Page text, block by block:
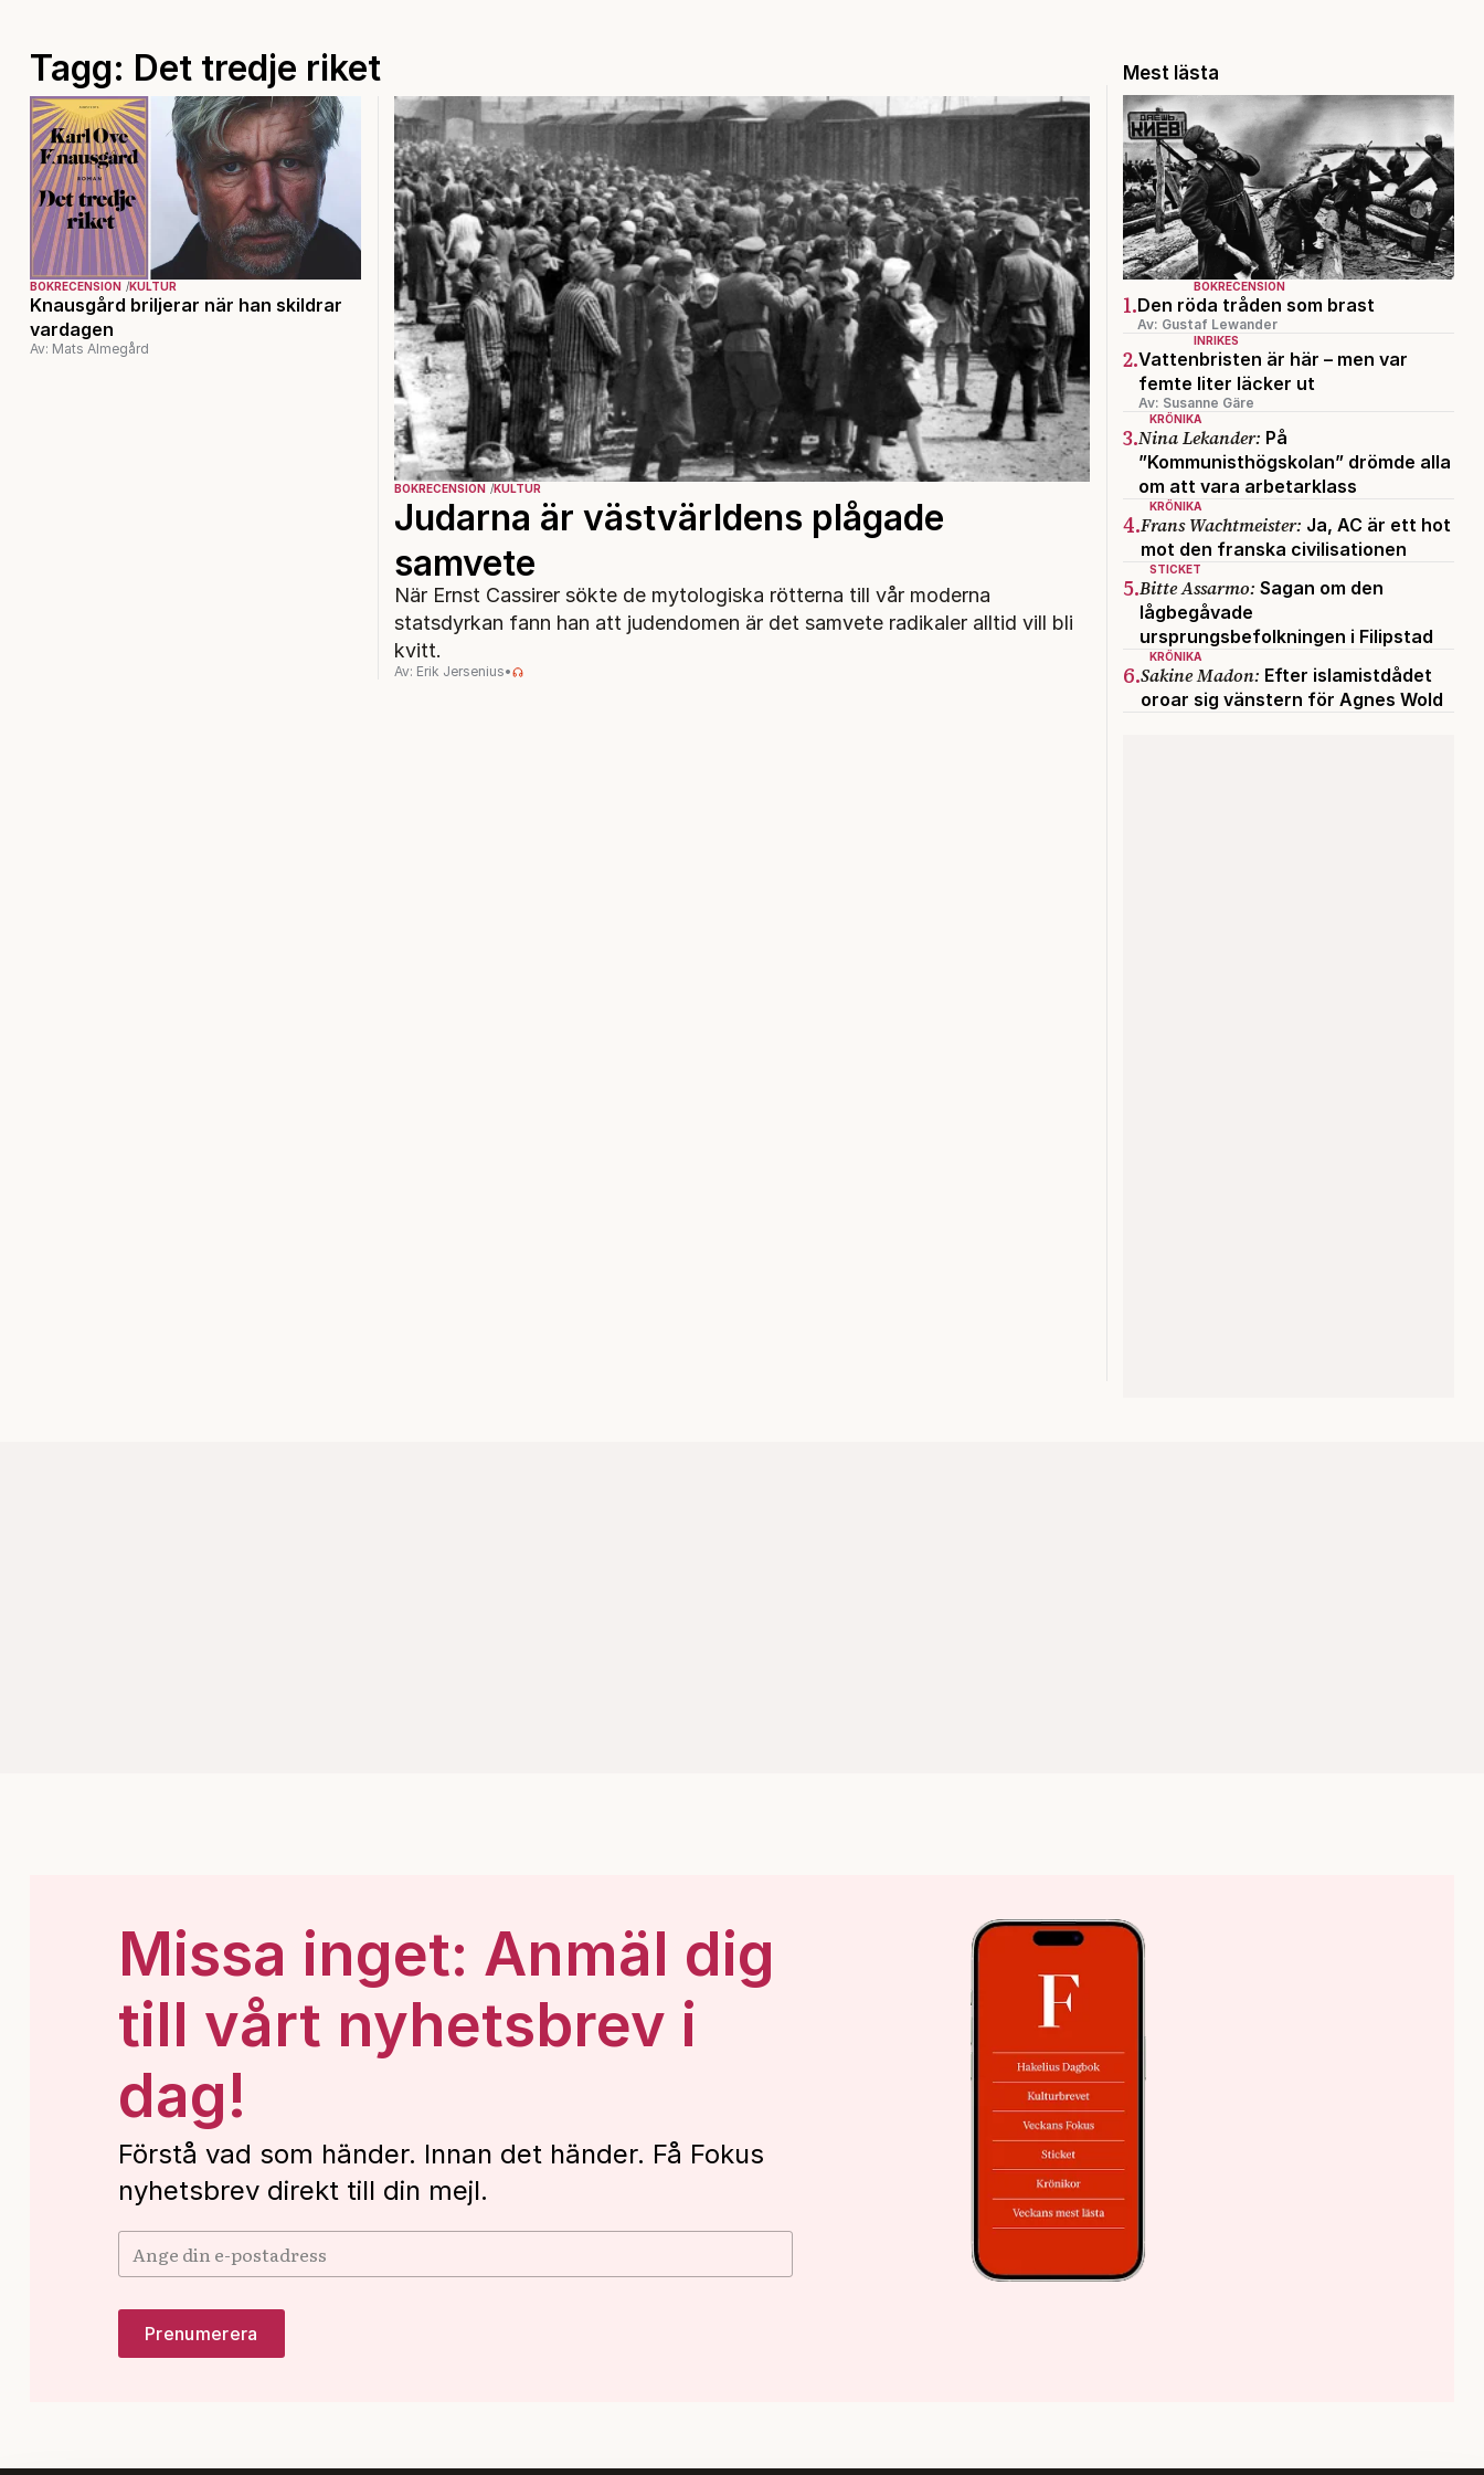
Tagg: Det tredje riket
BOKRECENSION KULTUR
Knausgård briljerar när han skildrar
vardagen
Av: Mats Almegård
BOKRECENSION KULTUR
Judarna är västvärldens plågade
samvete
När Ernst Cassirer sökte de mytologiska rötterna till vår moderna
statsdyrkan fann han att judendomen är det samvete radikaler alltid vill bli
kvitt.
Av: Erik Jersenius•
Mest lästa
BOKRECENSION
1.Den röda tråden som brast
Av: Gustaf Lewander
INRIKES
2.Vattenbristen är här – men var
femte liter läcker ut
Av: Susanne Gäre
KRÖNIKA
3.Nina Lekander: På
”Kommunisthögskolan” drömde alla
om att vara arbetarklass
KRÖNIKA
4.Frans Wachtmeister: Ja, AC är ett hot
mot den franska civilisationen
STICKET
5.Bitte Assarmo: Sagan om den
lågbegåvade
ursprungsbefolkningen i Filipstad
KRÖNIKA
6.Sakine Madon: Efter islamistdådet
oroar sig vänstern för Agnes Wold
Missa inget: Anmäl dig
till vårt nyhetsbrev i
dag!
Förstå vad som händer. Innan det händer. Få Fokus
nyhetsbrev direkt till din mejl.